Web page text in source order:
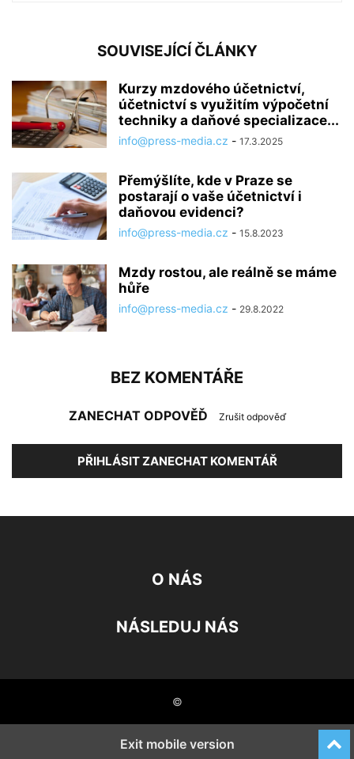
SOUVISEJÍCÍ ČLÁNKY
Kurzy mzdového účetnictví,
účetnictví s využitím výpočetní
techniky a daňové specializace...
info@press-media.cz - 17.3.2025
Přemýšlíte, kde v Praze se
postarají o vaše účetnictví i
daňovou evidenci?
info@press-media.cz - 15.8.2023
Mzdy rostou, ale reálně se máme
hůře
info@press-media.cz - 29.8.2022
BEZ KOMENTÁŘE
ZANECHAT ODPOVĚĎ Zrušit odpověď
PŘIHLÁSIT ZANECHAT KOMENTÁŘ
O NÁS
NÁSLEDUJ NÁS
©
Exit mobile version